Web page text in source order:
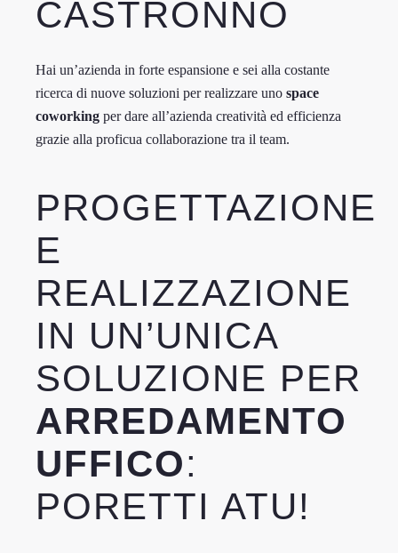
CASTRONNO
Hai un’azienda in forte espansione e sei alla costante
ricerca di nuove soluzioni per realizzare uno space
coworking per dare all’azienda creatività ed efficienza
grazie alla proficua collaborazione tra il team.
PROGETTAZIONE
E
REALIZZAZIONE
IN UN’UNICA
SOLUZIONE PER
ARREDAMENTO
UFFICO:
PORETTI ATU!